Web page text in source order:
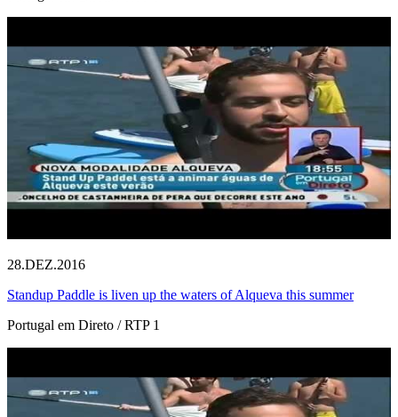
28.DEZ.2016
Standup Paddle is liven up the waters of Alqueva this summer
Portugal em Direto / RTP 1